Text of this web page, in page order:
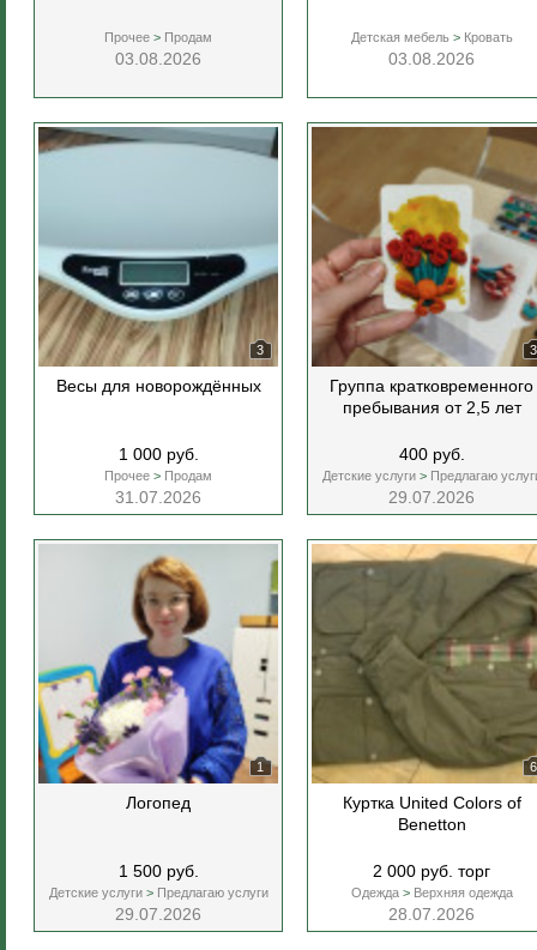
Прочее > Продам
03.08.2026
Детская мебель >Кровать
03.08.2026
3
Весы для новорождённых
1 000 руб.
Прочее > Продам
31.07.2026
3
Группа кратковременного
пребывания от 2,5 лет
400 руб.
Детские услуги >Предлагаю
29.07.2026
1
Логопед
1 500 руб.
Детские услуги >Предлагаю услуги
29.07.2026
6
Куртка United Colors of
Benetton
2 000 руб. торг
Одежда >Верхняя одежда
28.07.2026